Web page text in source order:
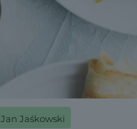
Jan Jaśkowski